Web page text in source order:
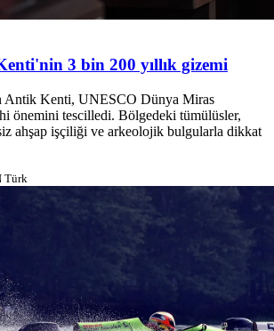
3 bin 200 yıllık gizemi
Antik Kenti, UNESCO Dünya Miras
önemini tescilledi. Bölgedeki tümülüsler,
ahşap işçiliği ve arkeolojik bulgularla dikkat
Türk